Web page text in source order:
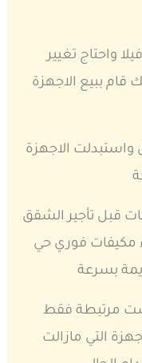
واحتاج تغيير
قام ببيع الاجهزة
واستبدلت الاجهزة
قبل تأجير الشقق
مكيفات فوري حي
بسرعة
مرتبطة فقط
التي مازالت